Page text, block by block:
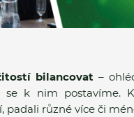
bilancovat –
k nim postavíme.
padali různé více či